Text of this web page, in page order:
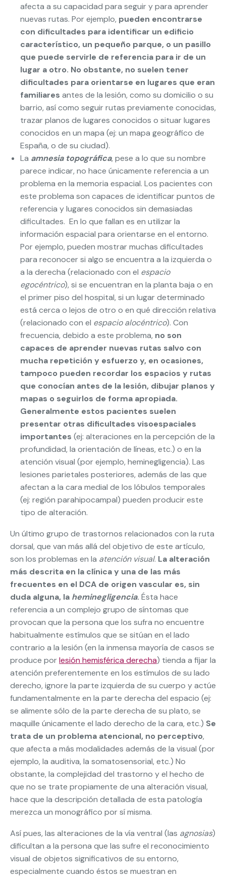
afecta a su capacidad para seguir y para aprender
nuevas rutas. Por ejemplo, pueden encontrarse
con dificultades para identificar un edificio
característico, un pequeño parque, o un pasillo
que puede servirle de referencia para ir de un
lugar a otro. No obstante, no suelen tener
dificultades para orientarse en lugares que eran
familiares antes de la lesión, como su domicilio o su
barrio, así como seguir rutas previamente conocidas,
trazar planos de lugares conocidos o situar lugares
conocidos en un mapa (ej: un mapa geográfico de
España, o de su ciudad).
La amnesia topográfica, pese a lo que su nombre
parece indicar, no hace únicamente referencia a un
problema en la memoria espacial. Los pacientes con
este problema son capaces de identificar puntos de
referencia y lugares conocidos sin demasiadas
dificultades. En lo que fallan es en utilizar la
información espacial para orientarse en el entorno.
Por ejemplo, pueden mostrar muchas dificultades
para reconocer si algo se encuentra a la izquierda o
a la derecha (relacionado con el espacio
egocéntrico), si se encuentran en la planta baja o en
el primer piso del hospital, si un lugar determinado
está cerca o lejos de otro o en qué dirección relativa
(relacionado con el espacio alocéntrico). Con
frecuencia, debido a este problema, no son
capaces de aprender nuevas rutas salvo con
mucha repetición y esfuerzo y, en ocasiones,
tampoco pueden recordar los espacios y rutas
que conocían antes de la lesión, dibujar planos y
mapas o seguirlos de forma apropiada.
Generalmente estos pacientes suelen
presentar otras dificultades visoespaciales
importantes (ej: alteraciones en la percepción de la
profundidad, la orientación de líneas, etc.) o en la
atención visual (por ejemplo, heminegligencia). Las
lesiones parietales posteriores, además de las que
afectan a la cara medial de los lóbulos temporales
(ej: región parahipocampal) pueden producir este
tipo de alteración.
Un último grupo de trastornos relacionados con la ruta
dorsal, que van más allá del objetivo de este artículo,
son los problemas en la atención visual. La alteración
más descrita en la clínica y una de las más
frecuentes en el DCA de origen vascular es, sin
duda alguna, la heminegligencia. Ésta hace
referencia a un complejo grupo de síntomas que
provocan que la persona que los sufra no encuentre
habitualmente estímulos que se sitúan en el lado
contrario a la lesión (en la inmensa mayoría de casos se
produce porlesión hemisférica derecha) tienda a fijar la
atención preferentemente en los estímulos de su lado
derecho, ignore la parte izquierda de su cuerpo y actúe
fundamentalmente en la parte derecha del espacio (ej:
se alimente sólo de la parte derecha de su plato, se
maquille únicamente el lado derecho de la cara, etc.) Se
trata de un problema atencional, no perceptivo,
que afecta a más modalidades además de la visual (por
ejemplo, la auditiva, la somatosensorial, etc.) No
obstante, la complejidad del trastorno y el hecho de
que no se trate propiamente de una alteración visual,
hace que la descripción detallada de esta patología
merezca un monográfico por sí misma.
Así pues, las alteraciones de la vía ventral (las agnosias)
dificultan a la persona que las sufre el reconocimiento
visual de objetos significativos de su entorno,
especialmente cuando éstos se muestran en